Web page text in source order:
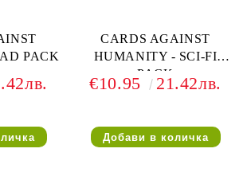
PACK
CARDS AGAINST
HUMANITY - SCI-FI
PACK
€10.95 21.42лв.